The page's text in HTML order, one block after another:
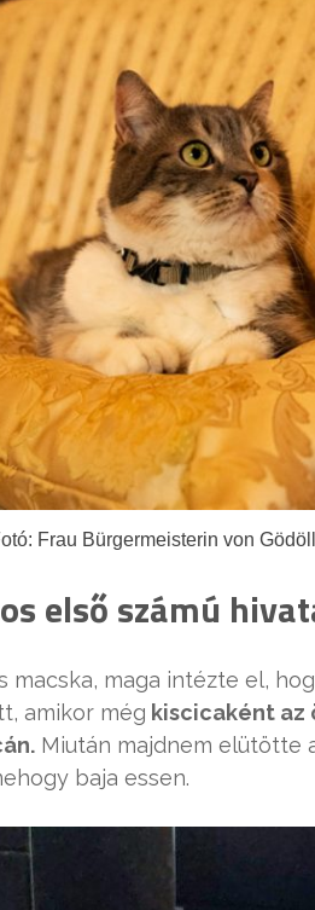
Frau Bürgermeisterin von
első számú
macska, maga intézte el,
amikor még kiscicaként
Miután majdnem elütötte
baja essen.